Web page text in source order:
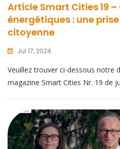
Article Smart Cities 19
énergétiques : une
citoyenne
Jul 17, 2024
Veuillez trouver ci-dessous notre
magazine Smart Cities Nr. 19 de